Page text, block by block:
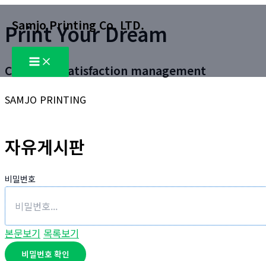
텐
츠
건
뛰
Samjo Printing Co. LTD.
Main
Menu
Print Your Dream
Customer satisfaction management
SAMJO PRINTING
자유게시판
비밀번호
본문보기 목록보기
비밀번호 확인